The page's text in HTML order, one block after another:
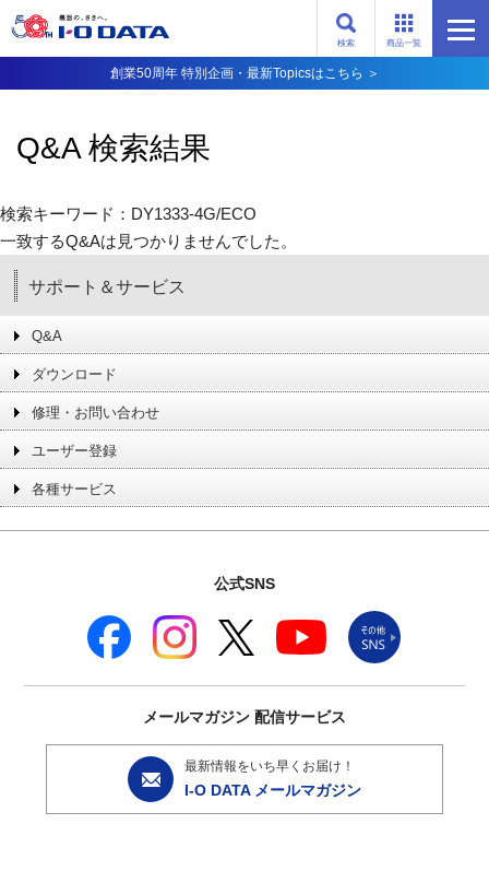
商品一覧
検索
創業50周年 特別企画・最新Topicsはこちら ＞
Q&A 検索結果
検索キーワード：DY1333-4G/ECO
一致するQ&Aは見つかりませんでした。
サポート＆サービス
Q&A
ダウンロード
修理・お問い合わせ
ユーザー登録
各種サービス
公式SNS
メールマガジン 配信サービス
最新情報をいち早くお届け！
I-O DATA メールマガジン